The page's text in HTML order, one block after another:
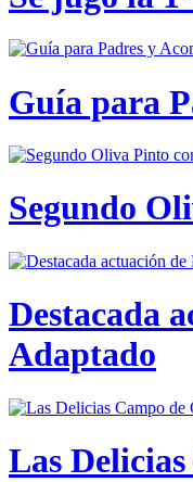
Guía para
Segundo
Destacada
Adaptado
Las